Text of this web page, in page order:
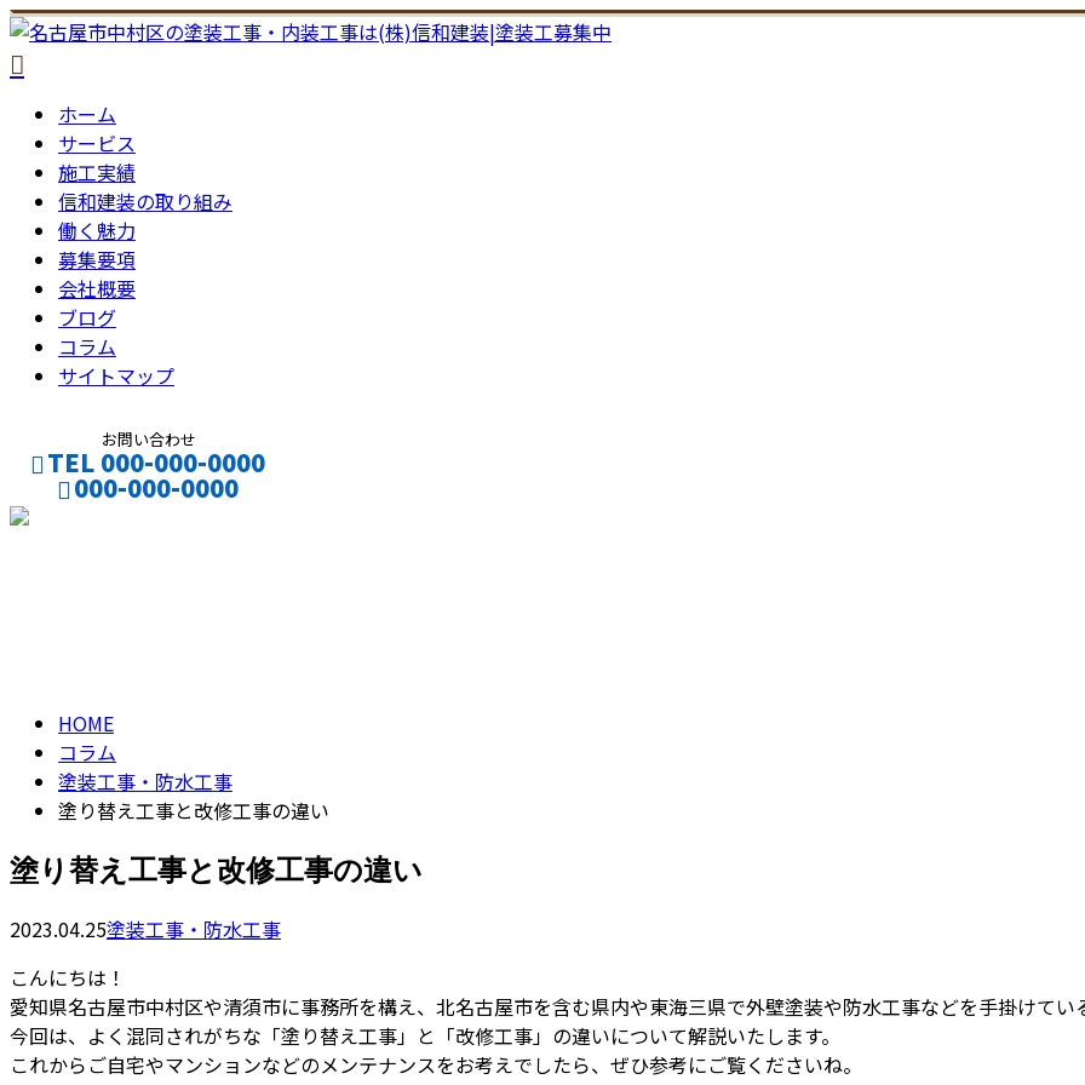
ホーム
サービス
施工実績
信和建装の取り組み
働く魅力
募集要項
会社概要
ブログ
コラム
サイトマップ
お問い合わせ
TEL 000-000-0000
000-000-0000
HOME
コラム
塗装工事・防水工事
塗り替え工事と改修工事の違い
塗り替え工事と改修工事の違い
2023.04.25塗装工事・防水工事
こんにちは！
愛知県名古屋市中村区や清須市に事務所を構え、北名古屋市を含む県内や東海三県で外壁塗装や防水工事などを手掛けてい
今回は、よく混同されがちな「塗り替え工事」と「改修工事」の違いについて解説いたします。
これからご自宅やマンションなどのメンテナンスをお考えでしたら、ぜひ参考にご覧くださいね。